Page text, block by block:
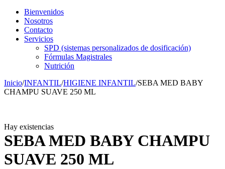
Bienvenidos
Nosotros
Contacto
Servicios
SPD (sistemas personalizados de dosificación)
Fórmulas Magistrales
Nutrición
Inicio/INFANTIL/HIGIENE INFANTIL/SEBA MED BABY
CHAMPU SUAVE 250 ML
Hay existencias
SEBA MED BABY CHAMPU
SUAVE 250 ML